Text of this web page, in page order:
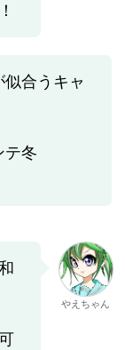
合うキャ
テ冬
やえちゃん